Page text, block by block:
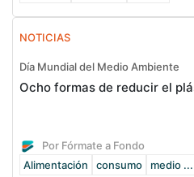
NOTICIAS
Día Mundial del Medio Ambiente
Ocho formas de reducir el
Por Fórmate a Fondo
Alimentación
consumo medio ...